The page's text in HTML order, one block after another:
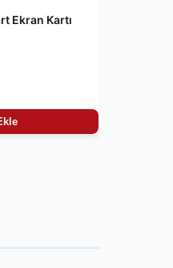
Ekran Kartı